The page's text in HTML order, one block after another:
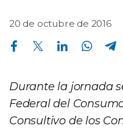
20 de octubre de 2016
Compartir en Facebook Compartir en Twitter Compartir en Linkedin Compartir en Whatsapp
Durante la jornada
Federal del
Consultivo de los